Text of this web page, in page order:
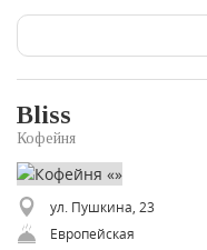
Bliss
Кофейня
ул. Пушкина, 23
Европейская